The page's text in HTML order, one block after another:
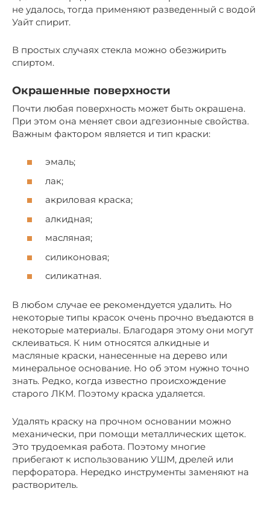
не удалось, тогда применяют разведенный с водой
Уайт спирит.
В простых случаях стекла можно обезжирить
спиртом.
Окрашенные поверхности
Почти любая поверхность может быть окрашена.
При этом она меняет свои адгезионные свойства.
Важным фактором является и тип краски:
эмаль;
лак;
акриловая краска;
алкидная;
масляная;
силиконовая;
силикатная.
В любом случае ее рекомендуется удалить. Но
некоторые типы красок очень прочно въедаются в
некоторые материалы. Благодаря этому они могут
склеиваться. К ним относятся алкидные и
масляные краски, нанесенные на дерево или
минеральное основание. Но об этом нужно точно
знать. Редко, когда известно происхождение
старого ЛКМ. Поэтому краска удаляется.
Удалять краску на прочном основании можно
механически, при помощи металлических щеток.
Это трудоемкая работа. Поэтому многие
прибегают к использованию УШМ, дрелей или
перфоратора. Нередко инструменты заменяют на
растворитель.